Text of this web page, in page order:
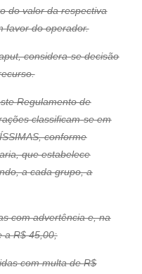
do valor da respectiva
favor do operador.
considera-se decisão
Regulamento de
classificam-se em
conforme
que estabelece
a cada grupo, a
com advertência e, na
a R$ 45,00;
com multa de R$